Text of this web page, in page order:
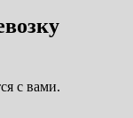
с вами.